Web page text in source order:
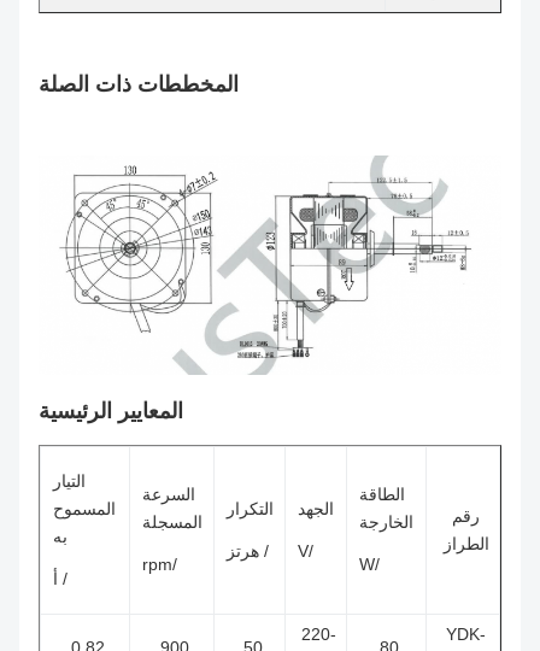
المخططات ذات الصلة
المعايير الرئيسية
الطراز
الطاقة
الخارجة
التكرار
/ هرتز
السرعة
المسجلة
المسموح